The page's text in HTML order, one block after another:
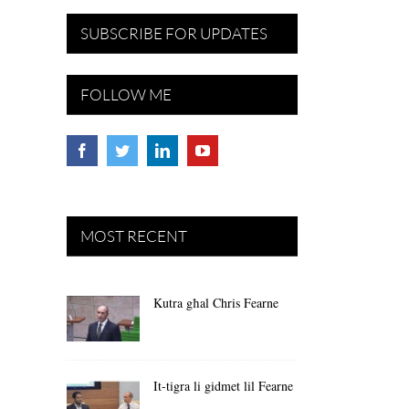
SUBSCRIBE FOR UPDATES
FOLLOW ME
MOST RECENT
Kutra għal Chris Fearne
It-tigra li gidmet lil Fearne